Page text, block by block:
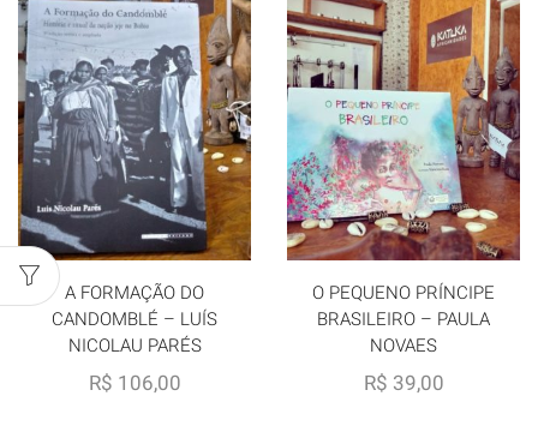
A FORMAÇÃO DO
CANDOMBLÉ – LUÍS
NICOLAU PARÉS
R$ 106,00
O PEQUENO PRÍNCIPE
BRASILEIRO – PAULA
NOVAES
R$ 39,00